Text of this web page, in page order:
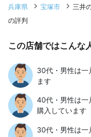
兵庫県 宝塚市
三井
の評判
この店舗ではこんな
30代・男性は一
ます
40代・男性は一
購入しています
30代・男性は一